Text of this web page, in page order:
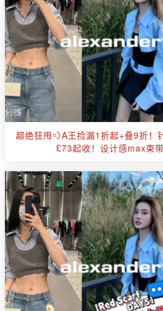
超绝狂甩💨A王捡漏1折起+叠9折！
£73起收！设计感max束